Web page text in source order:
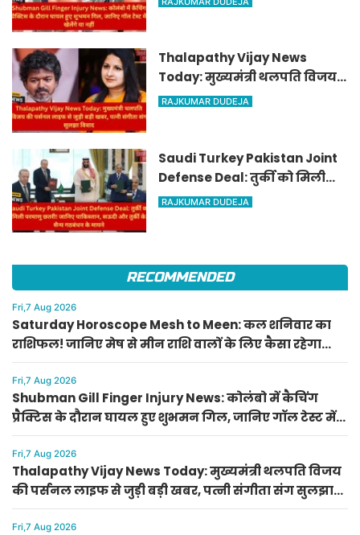
Thalapathy Vijay News
Today: मुख्यमंत्री थलपति विजय
की पर्सनल लाइफ से जुड़ी बड़ी खबर,
RAJKUMAR DUDEJA
Saudi Turkey Pakistan Joint
Defense Deal: तुर्की को मिली
परमाणु छतरी! जानिए पाकिस्तान,
RAJKUMAR DUDEJA
RECOMMENDED
Fri,7 Aug 2026
Saturday Horoscope Mesh to Meen: कल शनिवार का
राशिफल! जानिए मेष से मीन राशि वालों के लिए कैसा रहेगा
दिन, किसे मिलेगा आर्थिक लाभ
Fri,7 Aug 2026
Shubman Gill Finger Injury News: कोलंबो में कैचिंग
प्रैक्टिस के दौरान घायल हुए शुभमन गिल, जानिए गॉल टेस्ट में
खेलेंगे या नहीं
Fri,7 Aug 2026
Thalapathy Vijay News Today: मुख्यमंत्री थलपति विजय
की पर्सनल लाइफ से जुड़ी बड़ी खबर, पत्नी संगीता संग सुलझा
विवाद
Fri,7 Aug 2026